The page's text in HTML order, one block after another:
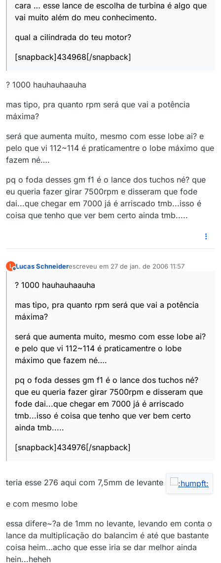
cara … esse lance de escolha de turbina é algo que
vai muito além do meu conhecimento.
qual a cilindrada do teu motor?
[snapback]434968[/snapback]
? 1000 hauhauhaauha
mas tipo, pra quanto rpm será que vai a potência
máxima?
será que aumenta muito, mesmo com esse lobe ai? e
pelo que vi 112~114 é praticamentre o lobe máximo que
fazem né….
pq o foda desses gm f1 é o lance dos tuchos né? que
eu queria fazer girar 7500rpm e disseram que fode
dai...que chegar em 7000 já é arriscado tmb...isso é
coisa que tenho que ver bem certo ainda tmb.....
L Lucas Schneiderescreveu em 27 de jan. de 2006 11:57
última edição por
? 1000 hauhauhaauha
mas tipo, pra quanto rpm será que vai a potência
máxima?
será que aumenta muito, mesmo com esse lobe ai?
e pelo que vi 112~114 é praticamentre o lobe
máximo que fazem né….
pq o foda desses gm f1 é o lance dos tuchos né?
que eu queria fazer girar 7500rpm e disseram que
fode dai...que chegar em 7000 já é arriscado
tmb...isso é coisa que tenho que ver bem certo
ainda tmb.....
[snapback]434976[/snapback]
teria esse 276 aqui com 7,5mm de levante
e com mesmo lobe
essa difere~?a de 1mm no levante, levando em conta o
lance da multiplicação do balancim é até que bastante
coisa heim…acho que esse iria se dar melhor ainda
hein...heheh